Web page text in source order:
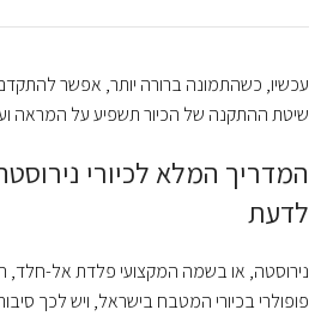
עכשיו, כשהתמונה ברורה יותר, אפשר
שיטת ההתקנה של הכיור תשפיע על המראה
המדריך המלא לכיורי
לדעת
נירוסטה, או בשמה המקצועי פלדת אל-חלד,
פופולרי בכיורי המטבח בישראל, ויש לכך